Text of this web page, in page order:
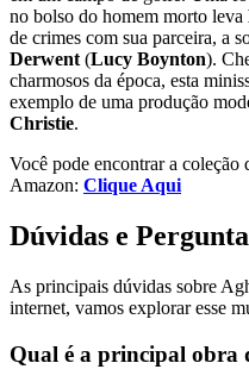
no bolso do homem morto leva
de crimes com sua parceira, a
Derwent (Lucy Boynton).
charmosos da época, esta
exemplo de uma produção
Christie.
Você pode encontrar a
Amazon: Clique Aqui
Dúvidas e
As principais dúvidas sobre
internet, vamos explorar esse
Qual é a principal obra